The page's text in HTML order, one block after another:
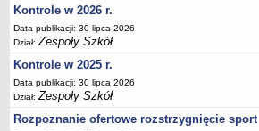
Dane podstawowe
Statut
Majątek
Godziny dyżurów
Ogłoszenia
Zarządzenia
Kontrole w 2026 r.
Data publikacji: 30 lipca 2026
Dział:Zespoły Szkół
Kontrole w 2025 r.
Data publikacji: 30 lipca 2026
Dział:Zespoły Szkół
Rozpoznanie ofertowe rozstrzygnięcie sport